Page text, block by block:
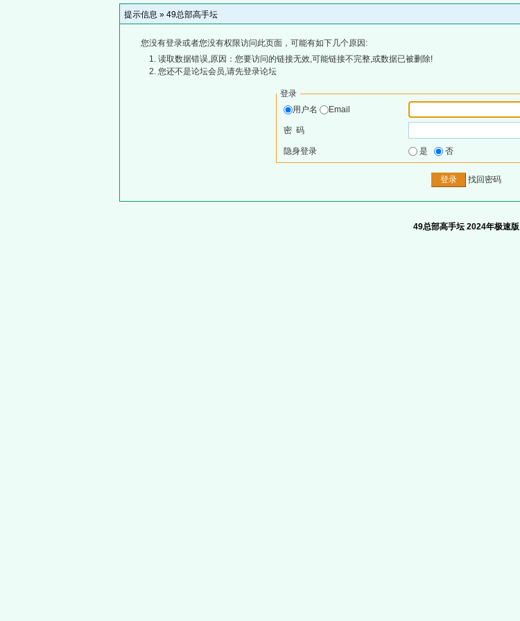
提示信息 » 49总部高手坛
您没有登录或者您没有权限访问此页面，可能有如下几个原因:
读取数据错误,原因：您要访问的链接无效,可能链接不完整,或数据已被删除!
您还不是论坛会员,请先登录论坛
登录
用户名
Email
密 码
隐身登录 是 否
找回密码
49总部高手坛 2024年极速版